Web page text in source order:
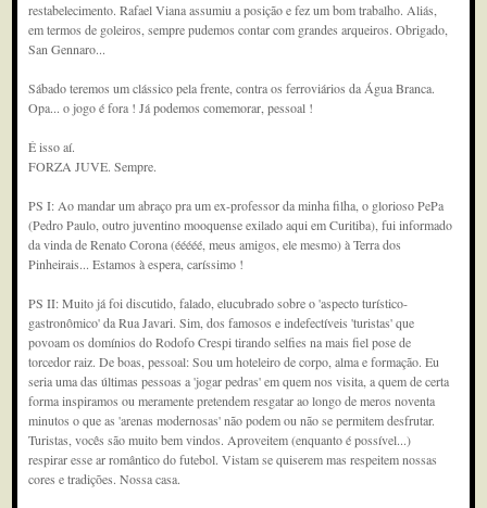
restabelecimento. Rafael Viana assumiu a posição e fez um bom trabalho. Aliás,
em termos de goleiros, sempre pudemos contar com grandes arqueiros. Obrigado,
San Gennaro...
Sábado teremos um clássico pela frente, contra os ferroviários da Água Branca.
Opa... o jogo é fora ! Já podemos comemorar, pessoal !
É isso aí.
FORZA JUVE. Sempre.
PS I: Ao mandar um abraço pra um ex-professor da minha filha, o glorioso PePa
(Pedro Paulo, outro juventino mooquense exilado aqui em Curitiba), fui informado
da vinda de Renato Corona (ééééé, meus amigos, ele mesmo) à Terra dos
Pinheirais... Estamos à espera, caríssimo !
PS II: Muito já foi discutido, falado, elucubrado sobre o 'aspecto turístico-
gastronômico' da Rua Javari. Sim, dos famosos e indefectíveis 'turistas' que
povoam os domínios do Rodofo Crespi tirando selfies na mais fiel pose de
torcedor raiz. De boas, pessoal: Sou um hoteleiro de corpo, alma e formação. Eu
seria uma das últimas pessoas a 'jogar pedras' em quem nos visita, a quem de certa
forma inspiramos ou meramente pretendem resgatar ao longo de meros noventa
minutos o que as 'arenas modernosas' não podem ou não se permitem desfrutar.
Turistas, vocês são muito bem vindos. Aproveitem (enquanto é possível...)
respirar esse ar romântico do futebol. Vistam se quiserem mas respeitem nossas
cores e tradições. Nossa casa.